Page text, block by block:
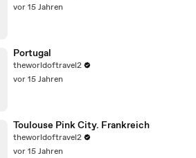
vor 15 Jahren
Portugal
theworldoftravel2
vor 15 Jahren
Toulouse Pink City. Frankreich
theworldoftravel2
vor 15 Jahren